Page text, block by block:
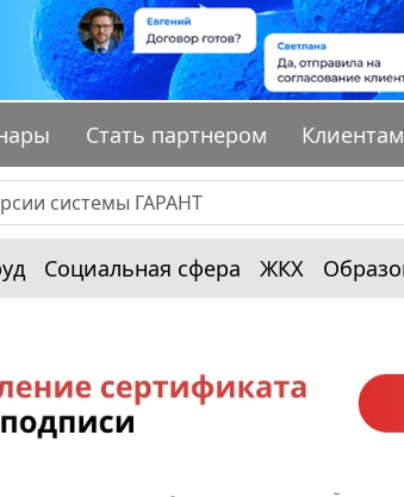
Стать партнером Клиентам
Социальная сфера ЖКХ